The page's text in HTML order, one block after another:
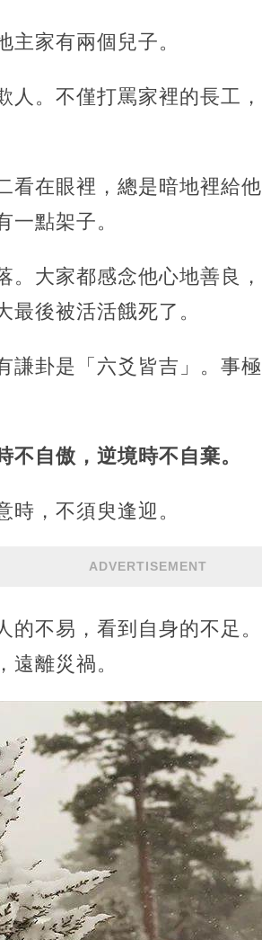
主家有兩個兒子。
人。不僅打罵家裡的長工
看在眼裡，總是暗地裡給
一點架子。
。大家都感念他心地善良
後被活活餓死了。
謙卦是「六爻皆吉」。事
自傲，逆境時不自棄。
時，不須臾逢迎。
ADVERTISEMENT
的不易，看到自身的不足
遠離災禍。